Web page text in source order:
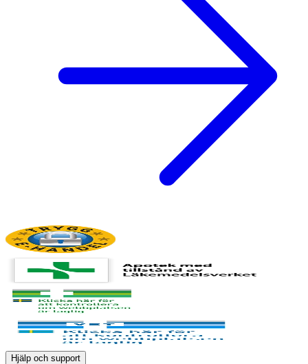
Hjälp och support